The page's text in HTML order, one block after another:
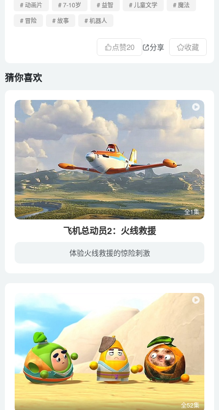
# 动画片
# 7-10岁 # 益智 # 儿童文学
# 魔法
# 冒险
# 故事 # 机器人
点赞20 分享 收藏
猜你喜欢
全1集
飞机总动员2：火线救援
体验火线救援的惊险刺激
全52集